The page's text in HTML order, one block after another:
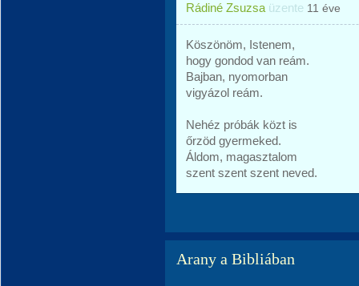
Rádiné Zsuzsa üzente 11 éve
Köszönöm, Istenem,
hogy gondod van reám.
Bajban, nyomorban
vigyázol reám.
Nehéz próbák közt is
őrzöd gyermeked.
Áldom, magasztalom
szent szent szent neved.
Arany a Bibliában